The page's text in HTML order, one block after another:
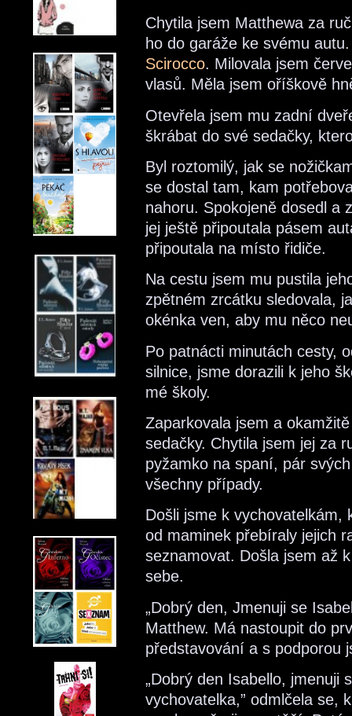
Chytila jsem Matthewa za
ho do garáže ke svému
Scirocco. Milovala jsem
vlasů. Měla jsem oříškově
Otevřela jsem mu zadní
škrábat do své sedačky,
Byl roztomilý, jak se
se dostal tam, kam
nahoru. Spokojeně dosedl a
jej ještě připoutala pásem
připoutala na místo řidiče.
Na cestu jsem mu pustila
zpětném zrcátku sledovala,
okénka ven, aby mu něco
Po patnácti minutách cesty,
silnice, jsme dorazili k jeho
mé školy.
Zaparkovala jsem a
sedačky. Chytila jsem jej za
pyžamko na spaní, pár
všechny případy.
Došli jsme k vychovatelkám,
od maminek přebíraly jejich
seznamovat. Došla jsem až
sebe.
„Dobrý den, Jmenuji se
Matthew. Má nastoupit do
představování a s podporou
„Dobrý den Isabello, jmenuji
vychovatelka,” odmlčela se,